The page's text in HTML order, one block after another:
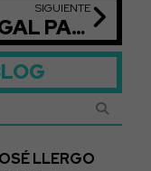
SIGUIENTE
ASESORAMIENTO LEGAL PARA ARTISTAS: POR QUÉ ES TAN IMPORTANTE
LLERGO